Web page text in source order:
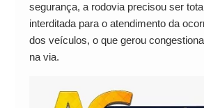
segurança, a rodovia precisou ser
interditada para o atendimento da
dos veículos, o que gerou
na via.